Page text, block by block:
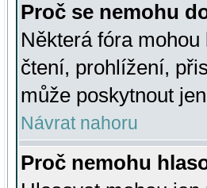
Proč se nemohu
Některá fóra
čtení, prohlížení,
může poskytnout
Návrat nahoru
Proč nemohu